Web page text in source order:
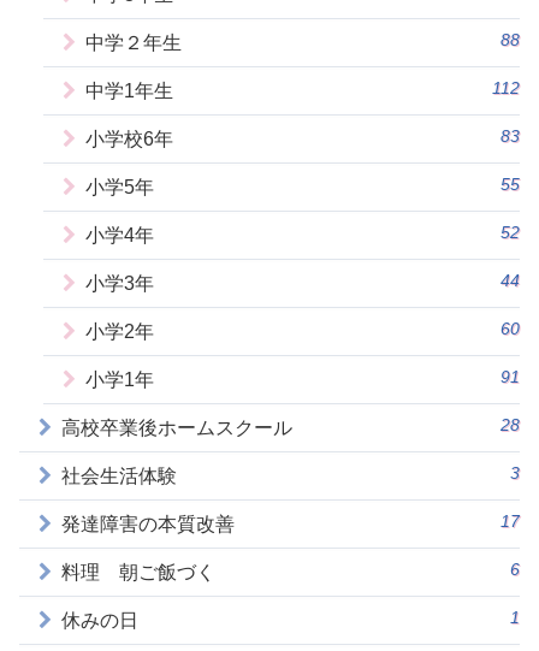
中学２年生 88
中学1年生 112
小学校6年 83
小学5年 55
小学4年 52
小学3年 44
小学2年 60
小学1年 91
高校卒業後ホームスクール 28
社会生活体験 3
発達障害の本質改善 17
料理 朝ご飯づく 6
休みの日 1